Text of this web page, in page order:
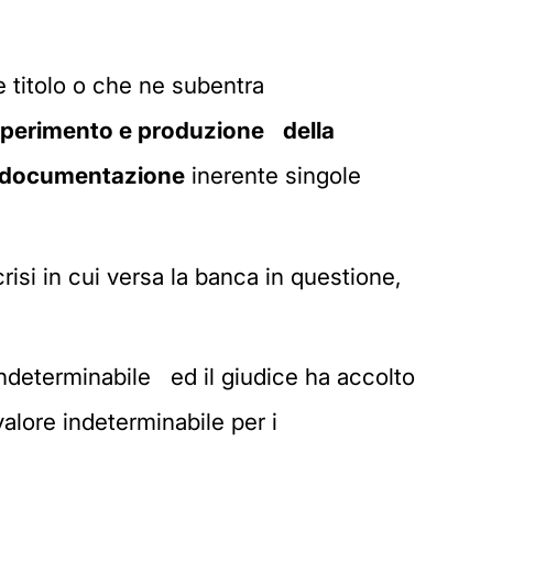
titolo o che ne subentra
e produzione della
inerente singole
in cui versa la banca in questione,
ed il giudice ha accolto
indeterminabile per i